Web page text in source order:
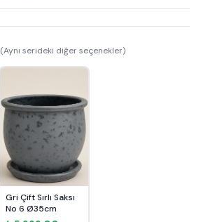
(Aynı serideki diğer seçenekler)
Gri Çift Sırlı Saksı
No 6 Ø35cm